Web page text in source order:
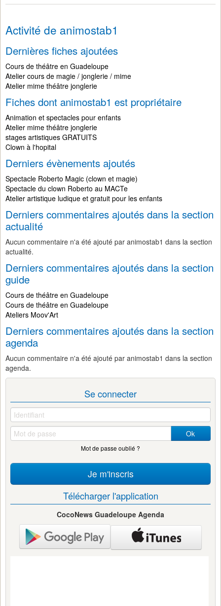
Activité de animostab1
Dernières fiches ajoutées
Cours de théâtre en Guadeloupe
Atelier cours de magie / jonglerie / mime
Atelier mime théâtre jonglerie
Fiches dont animostab1 est propriétaire
Animation et spectacles pour enfants
Atelier mime théâtre jonglerie
stages artistiques GRATUITS
Clown à l'hopital
Derniers évènements ajoutés
Spectacle Roberto Magic (clown et magie)
Spectacle du clown Roberto au MACTe
Atelier artistique ludique et gratuit pour les enfants
Derniers commentaires ajoutés dans la section
actualité
Aucun commentaire n'a été ajouté par animostab1 dans la section
actualité.
Derniers commentaires ajoutés dans la section
guide
Cours de théâtre en Guadeloupe
Cours de théâtre en Guadeloupe
Ateliers Moov'Art
Derniers commentaires ajoutés dans la section
agenda
Aucun commentaire n'a été ajouté par animostab1 dans la section
agenda.
Se connecter
Ok
Mot de passe oublié ?
Je m'inscris
Télécharger l'application
CocoNews Guadeloupe Agenda